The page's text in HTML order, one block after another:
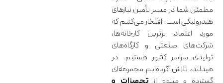
مطمئن شما در مسیر تأمین نیازهای
هیدرولیکی است. افتخار می‌کنیم که
مورد اعتماد برترین کارخانه‌ها،
شرکت‌های صنعتی و کارگاه‌های
تولیدی سراسر کشور هستیم. در
هیدلند، تلاش کرده‌ایم مجموعه‌ای